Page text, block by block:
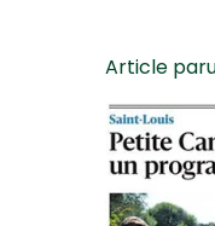
Article